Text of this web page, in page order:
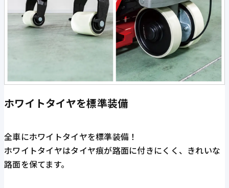
ホワイトタイヤを標準装備
全車にホワイトタイヤを標準装備！
ホワイトタイヤはタイヤ痕が路面に付きにくく、きれいな
路面を保てます。